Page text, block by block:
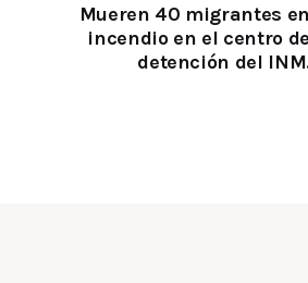
Mueren 40 migrantes en
incendio en el centro de
detención del